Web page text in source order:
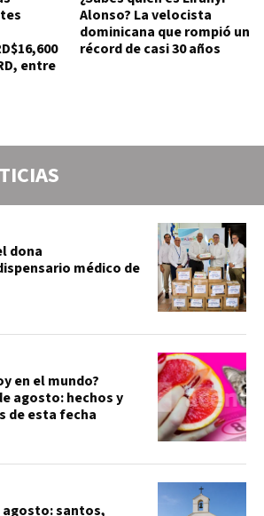
entre
Alonso? La velocista
dominicana que rompió un
récord de casi 30 años
dona
médico de
en el mundo?
agosto: hechos y
de esta fecha
agosto: santos,